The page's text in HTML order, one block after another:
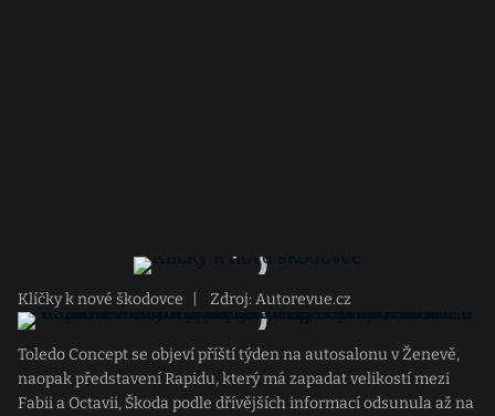
Klíčky k nové škodovce Zdroj: Autorevue.cz
Toledo Concept se objeví příští týden na autosalonu v Ženevě,
naopak představení Rapidu, který má zapadat velikostí mezi
Fabii a Octavii, Škoda podle dřívějších informací odsunula až na